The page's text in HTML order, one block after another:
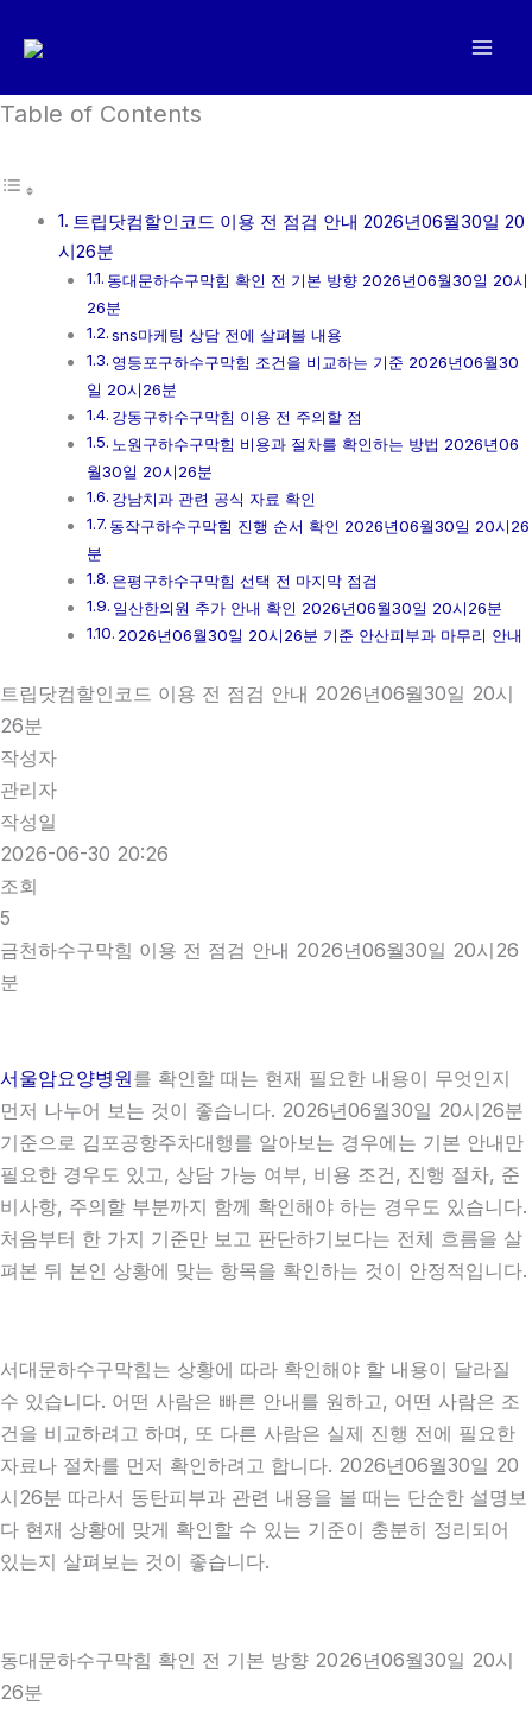
로
너
Table of Contents
트립닷컴할인코드 이용 전 점검 안내 2026년06월30일 20
시26분
동대문하수구막힘 확인 전 기본 방향 2026년06월30일 20시
26분
sns마케팅 상담 전에 살펴볼 내용
영등포구하수구막힘 조건을 비교하는 기준 2026년06월30
일 20시26분
강동구하수구막힘 이용 전 주의할 점
노원구하수구막힘 비용과 절차를 확인하는 방법 2026년06
월30일 20시26분
강남치과 관련 공식 자료 확인
동작구하수구막힘 진행 순서 확인 2026년06월30일 20시26
분
은평구하수구막힘 선택 전 마지막 점검
일산한의원 추가 안내 확인 2026년06월30일 20시26분
2026년06월30일 20시26분 기준 안산피부과 마무리 안내
트립닷컴할인코드 이용 전 점검 안내 2026년06월30일 20시
26분
작성자
관리자
작성일
2026-06-30 20:26
조회
5
금천하수구막힘 이용 전 점검 안내 2026년06월30일 20시26
분
서울암요양병원를 확인할 때는 현재 필요한 내용이 무엇인지
먼저 나누어 보는 것이 좋습니다. 2026년06월30일 20시26분
기준으로 김포공항주차대행를 알아보는 경우에는 기본 안내만
필요한 경우도 있고, 상담 가능 여부, 비용 조건, 진행 절차, 준
비사항, 주의할 부분까지 함께 확인해야 하는 경우도 있습니다.
처음부터 한 가지 기준만 보고 판단하기보다는 전체 흐름을 살
펴본 뒤 본인 상황에 맞는 항목을 확인하는 것이 안정적입니다.
서대문하수구막힘는 상황에 따라 확인해야 할 내용이 달라질
수 있습니다. 어떤 사람은 빠른 안내를 원하고, 어떤 사람은 조
건을 비교하려고 하며, 또 다른 사람은 실제 진행 전에 필요한
자료나 절차를 먼저 확인하려고 합니다. 2026년06월30일 20
시26분 따라서 동탄피부과 관련 내용을 볼 때는 단순한 설명보
다 현재 상황에 맞게 확인할 수 있는 기준이 충분히 정리되어
있는지 살펴보는 것이 좋습니다.
동대문하수구막힘 확인 전 기본 방향 2026년06월30일 20시
26분